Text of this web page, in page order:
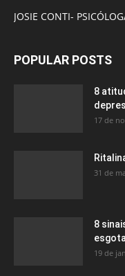
JOSIE CONTI-
POPULAR POSTS
8
17 de
31 de
8
19 de